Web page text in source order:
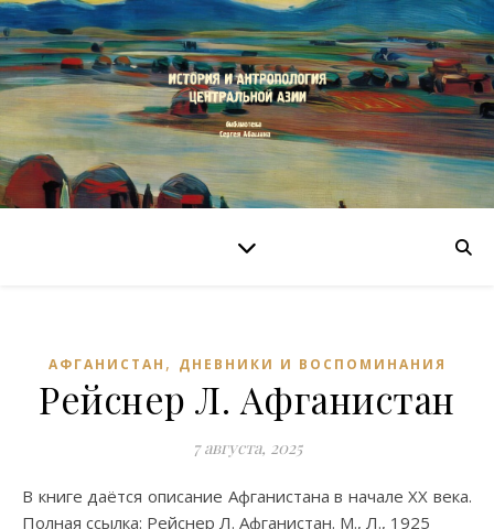
АФГАНИСТАН , ДНЕВНИКИ И ВОСПОМИНАНИЯ
Рейснер Л. Афганистан
7 августа, 2025
В книге даётся описание Афганистана в начале XX века.
Полная ссылка: Рейснер Л. Афганистан. М., Л., 1925